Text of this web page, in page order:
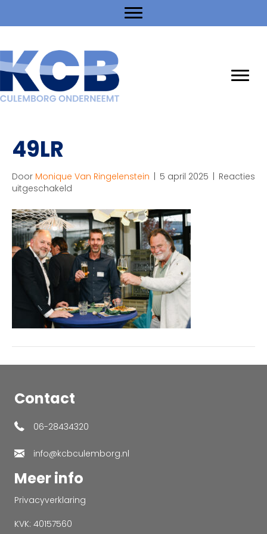
49LR
Door Monique Van Ringelenstein | 5 april 2025 | Reacties
uitgeschakeld
Contact
06-28434320
info@kcbculemborg.nl
Meer info
Privacyverklaring
KVK: 40157560